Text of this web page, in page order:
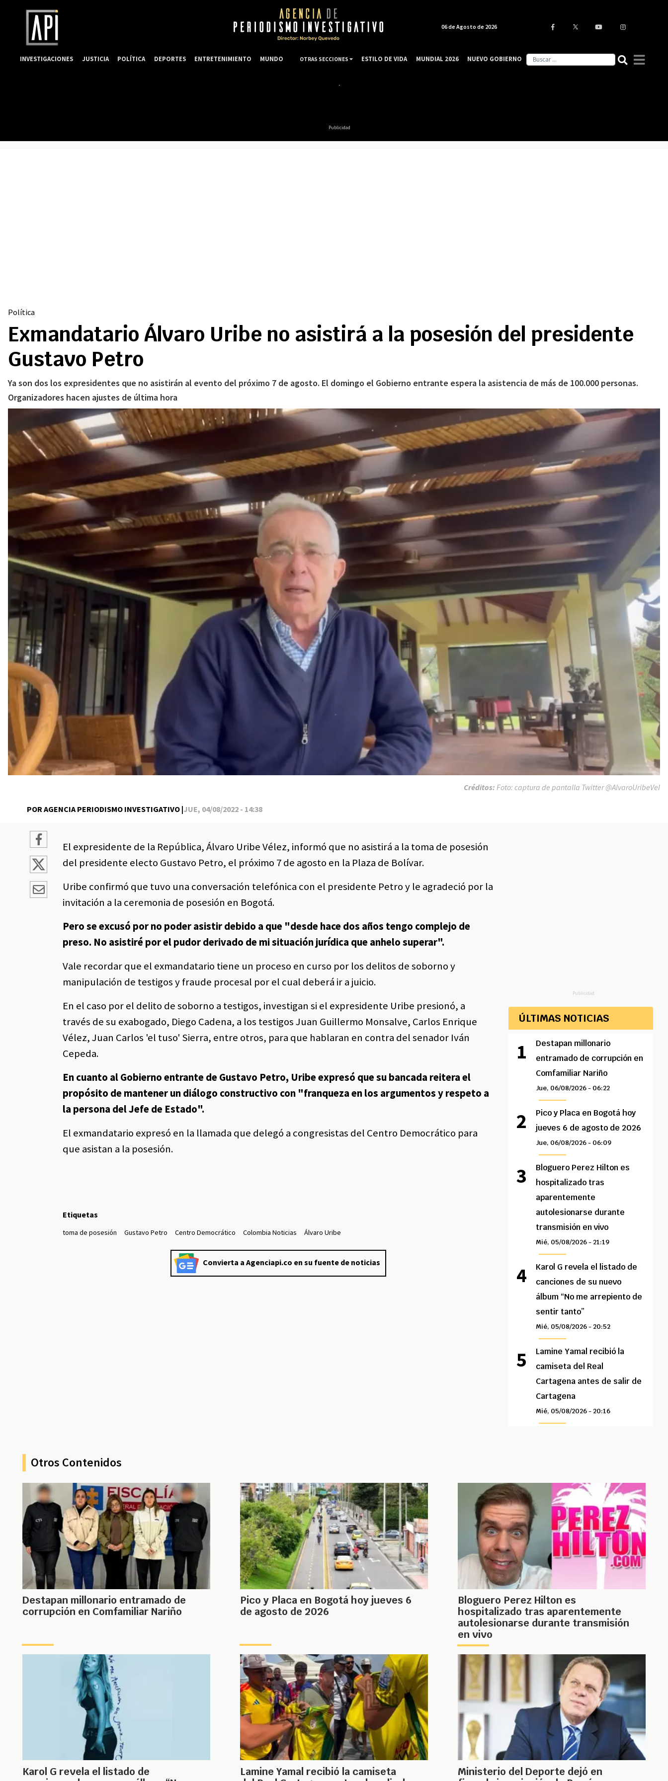
Publicidad
Política
Exmandatario Álvaro Uribe no asistirá a la posesión del presidente
Gustavo Petro
Ya son dos los expresidentes que no asistirán al evento del próximo 7 de agosto. El domingo el Gobierno entrante espera la asistencia de más de 100.000 personas.
Organizadores hacen ajustes de última hora
POR AGENCIA PERIODISMO INVESTIGATIVO |JUE, 04/08/2022 - 14:38
Créditos: Foto: captura de pantalla Twitter @AlvaroUribeVel
El expresidente de la República, Álvaro Uribe Vélez, informó que no asistirá a la toma de posesión
del presidente electo Gustavo Petro, el próximo 7 de agosto en la Plaza de Bolívar.
Uribe confirmó que tuvo una conversación telefónica con el presidente Petro y le agradeció por la
invitación a la ceremonia de posesión en Bogotá.
Pero se excusó por no poder asistir debido a que "desde hace dos años tengo complejo de
preso. No asistiré por el pudor derivado de mi situación jurídica que anhelo superar".
Vale recordar que el exmandatario tiene un proceso en curso por los delitos de soborno y
manipulación de testigos y fraude procesal por el cual deberá ir a juicio.
En el caso por el delito de soborno a testigos, investigan si el expresidente Uribe presionó, a
través de su exabogado, Diego Cadena, a los testigos Juan Guillermo Monsalve, Carlos Enrique
Vélez, Juan Carlos 'el tuso' Sierra, entre otros, para que hablaran en contra del senador Iván
Cepeda.
En cuanto al Gobierno entrante de Gustavo Petro, Uribe expresó que su bancada reitera el
propósito de mantener un diálogo constructivo con "franqueza en los argumentos y respeto a
la persona del Jefe de Estado".
El exmandatario expresó en la llamada que delegó a congresistas del Centro Democrático para
que asistan a la posesión.
Etiquetas
toma de posesión Gustavo Petro Centro Democrático Colombia Noticias Álvaro Uribe
Convierta a Agenciapi.co en su fuente de noticias
Publicidad
ÚLTIMAS NOTICIAS
Destapan millonario
entramado de corrupción en
Comfamiliar Nariño
Jue, 06/08/2026 - 06:22
Pico y Placa en Bogotá hoy
jueves 6 de agosto de 2026
Jue, 06/08/2026 - 06:09
Bloguero Perez Hilton es
hospitalizado tras
aparentemente
autolesionarse durante
transmisión en vivo
Mié, 05/08/2026 - 21:19
Karol G revela el listado de
canciones de su nuevo
álbum “No me arrepiento de
sentir tanto”
Mié, 05/08/2026 - 20:52
Lamine Yamal recibió la
camiseta del Real
Cartagena antes de salir de
Cartagena
Mié, 05/08/2026 - 20:16
Otros Contenidos
Destapan millonario entramado de
corrupción en Comfamiliar Nariño
Pico y Placa en Bogotá hoy jueves 6
de agosto de 2026
Bloguero Perez Hilton es
hospitalizado tras aparentemente
autolesionarse durante transmisión
en vivo
Karol G revela el listado de
Lamine Yamal recibió la camiseta
Ministerio del Deporte dejó en
06 de Agosto de 2026
INVESTIGACIONES JUSTICIA POLÍTICA DEPORTES ENTRETENIMIENTO MUNDO OTRAS SECCIONES ESTILO DE VIDA MUNDIAL 2026 NUEVO GOBIERNO